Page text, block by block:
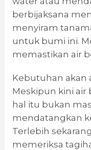
berbijaksana
menyiram
untuk bumi ini.
memastikan air
Kebutuhan akan
Meskipun kini air
hal itu bukan
mendatangkan
Terlebih
memeriksa